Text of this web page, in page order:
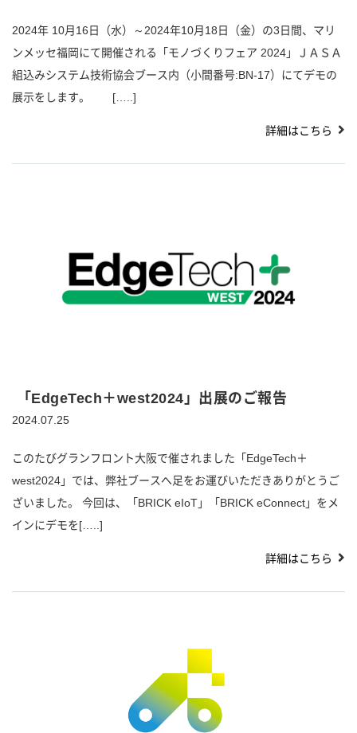
2024年 10月16日（水）～2024年10月18日（金）の3日間、マリ
ンメッセ福岡にて開催される「モノづくりフェア 2024」ＪＡＳＡ
組込みシステム技術協会ブース内（小間番号:BN-17）にてデモの
展示をします。 […..]
詳細はこちら
「EdgeTech＋west2024」出展のご報告
2024.07.25
このたびグランフロント大阪で催されました「EdgeTech＋
west2024」では、弊社ブースへ足をお運びいただきありがとうご
ざいました。 今回は、「BRICK eIoT」「BRICK eConnect」をメ
インにデモを[…..]
詳細はこちら